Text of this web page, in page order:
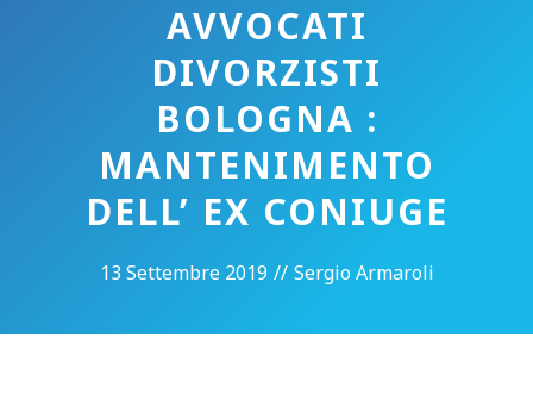
AVVOCATI
DIVORZISTI
BOLOGNA :
MANTENIMENTO
DELL’ EX CONIUGE
13 Settembre 2019 // Sergio Armaroli